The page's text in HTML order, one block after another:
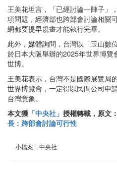
王美花坦言，「已經討論一陣子」
項問題，經濟部也跨部會討論相關
網都要提早規畫才能執行完畢。
此外，媒體詢問，台灣以「玉山數
於日本大阪舉辦的2025年世界博覽
世博。
王美花表示，台灣不是國際展覽局
世界博覽會，一定得以民間公司申
台灣意象。
本文獲 「中央社」 授權轉載，原文：
長：跨部會討論可行性
小檔案＿中央社